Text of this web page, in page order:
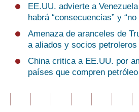
EE.UU. advierte a
habrá “consecuencias” y
Amenaza de aranceles de
a aliados y socios petroleros
China critica a EE.UU. por
países que compren